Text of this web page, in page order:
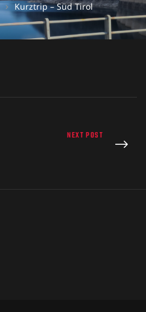
Kurztrip – Süd Tirol
NEXT POST